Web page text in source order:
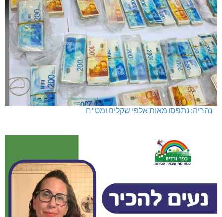
נהריה: נתפסו מאות אלפי שקלים ומט"ח